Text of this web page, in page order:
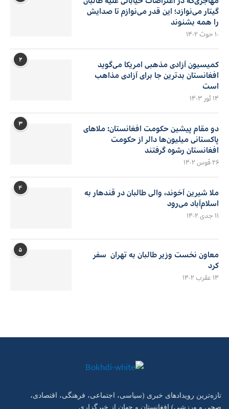
گیتار می‌نوازد؛ این قدر می‌نوازم تا صدایش
را همه بشنوند
۱۰ حوت ۱۴۰۲
۲
کمیسیون آزادی مذهبی امریکا می‌گوید
افغانستان بدترین جا برای آزادی مذاهب
است
۱۴ ثور ۱۴۰۳
۳
دو مقام پیشین حکومت افغانستان: ملاهای
پاکستانی میلیون‌ها دالر از حکومت
افغانستان رشوه گرفتند
۲۶ قوس ۱۴۰۲
۴
ملا شیرین آخوند، والی طالبان در قندهار به
اسلام‌آباد می‌رود
۱۱ جدی ۱۴۰۲
۵
معاون نخست وزیر طالبان به تهران سفر
کرد
۱۴ عقرب ۱۴۰۲
تازه‌ترین رویدادهای خبری (سیاسی، اجتماعی، فرهنگی، اقتصادی،
صحی و ورزشی) افغانستان و جهان از خبرگزاری